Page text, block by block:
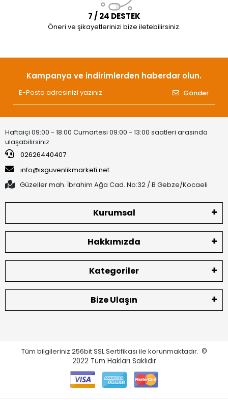
7 / 24 DESTEK
Öneri ve şikayetlerinizi bize iletebilirsiniz.
Kampanya ve indirimlerden haberdar olun.
Gönder
Haftaiçi 09:00 - 18:00 Cumartesi 09:00 - 13:00 saatleri arasında
ulaşabilirsiniz.
02626440407
info@isguvenlikmarketi.net
Güzeller mah. İbrahim Ağa Cad. No:32 / B Gebze/Kocaeli
Kurumsal
Hakkımızda
Kategoriler
Bize Ulaşın
Tüm bilgileriniz 256bit SSL Sertifikası ile korunmaktadır. ©
2022 Tüm Hakları Saklıdır